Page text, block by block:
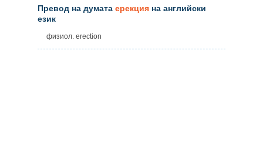
Превод на думата ерекция на английски
език
физиол. erection